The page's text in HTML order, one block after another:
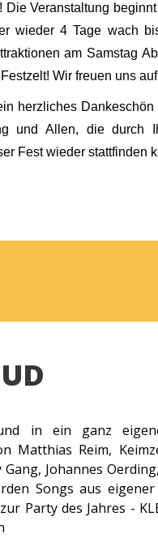
Die Veranstaltung
wieder 4 Tage wach
am Samstag
Wir freuen uns
herzliches Dankeschön
und Allen, die durch
Fest wieder stattfinden
in ein ganz
Matthias Reim,
Johannes
Songs aus
Party des Jahres -